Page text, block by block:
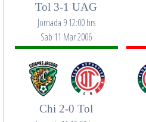
Tol 3-1 UAG
Jornada 9 12:00 hrs
Sab 11 Mar 2006
Chi 2-0 Tol